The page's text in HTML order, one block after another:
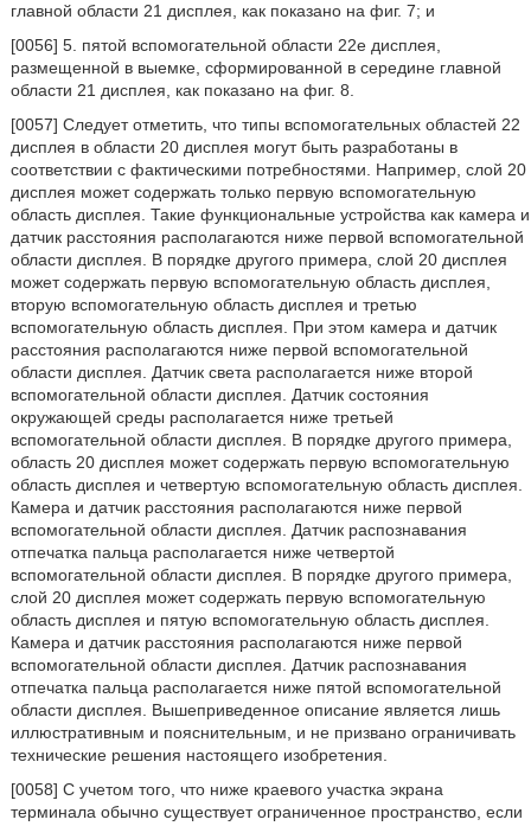
главной области 21 дисплея, как показано на фиг. 7; и
[0056] 5. пятой вспомогательной области 22е дисплея,
размещенной в выемке, сформированной в середине главной
области 21 дисплея, как показано на фиг. 8.
[0057] Следует отметить, что типы вспомогательных областей 22
дисплея в области 20 дисплея могут быть разработаны в
соответствии с фактическими потребностями. Например, слой 20
дисплея может содержать только первую вспомогательную
область дисплея. Такие функциональные устройства как камера и
датчик расстояния располагаются ниже первой вспомогательной
области дисплея. В порядке другого примера, слой 20 дисплея
может содержать первую вспомогательную область дисплея,
вторую вспомогательную область дисплея и третью
вспомогательную область дисплея. При этом камера и датчик
расстояния располагаются ниже первой вспомогательной
области дисплея. Датчик света располагается ниже второй
вспомогательной области дисплея. Датчик состояния
окружающей среды располагается ниже третьей
вспомогательной области дисплея. В порядке другого примера,
область 20 дисплея может содержать первую вспомогательную
область дисплея и четвертую вспомогательную область дисплея.
Камера и датчик расстояния располагаются ниже первой
вспомогательной области дисплея. Датчик распознавания
отпечатка пальца располагается ниже четвертой
вспомогательной области дисплея. В порядке другого примера,
слой 20 дисплея может содержать первую вспомогательную
область дисплея и пятую вспомогательную область дисплея.
Камера и датчик расстояния располагаются ниже первой
вспомогательной области дисплея. Датчик распознавания
отпечатка пальца располагается ниже пятой вспомогательной
области дисплея. Вышеприведенное описание является лишь
иллюстративным и пояснительным, и не призвано ограничивать
технические решения настоящего изобретения.
[0058] С учетом того, что ниже краевого участка экрана
терминала обычно существует ограниченное пространство, если